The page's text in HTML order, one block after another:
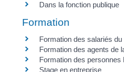
Dans la fonction publique
Formation
Formation des salariés
Formation des agents de
Formation des personnes
Stage en entreprise